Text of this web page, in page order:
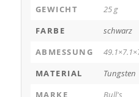
GEWICHT
25 g
FARBE
schwarz
ABMESSUNG
MATERIAL
Tungsten
MARKE
Bull's